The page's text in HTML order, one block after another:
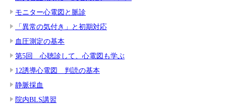
モニター心電図と脈診
「異常の気付き」と初期対応
血圧測定の基本
第5回 心聴診して、心電図も学ぶ
12誘導心電図 判読の基本
静脈採血
院内BLS講習